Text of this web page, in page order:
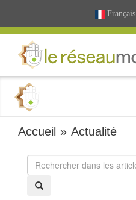
Français
Accueil »Actualité